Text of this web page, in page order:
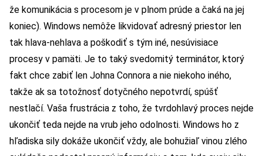
že komunikácia s procesom je v plnom prúde a čaká na jej
koniec). Windows nemôže likvidovať adresný priestor len
tak hlava-nehlava a poškodiť s tým iné, nesúvisiace
procesy v pamäti. Je to taký svedomitý terminátor, ktorý
fakt chce zabiť len Johna Connora a nie niekoho iného,
takže ak sa totožnosť dotyčného nepotvrdí, spúšť
nestlačí. Vaša frustrácia z toho, že tvrdohlavý proces nejde
ukončiť teda nejde na vrub jeho odolnosti. Windows ho z
hľadiska sily dokáže ukončiť vždy, ale bohužiaľ vinou zlého